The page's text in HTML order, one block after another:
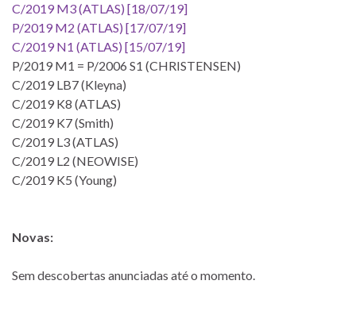
C/2019 M3 (ATLAS) [18/07/19]
P/2019 M2 (ATLAS) [17/07/19]
C/2019 N1 (ATLAS) [15/07/19]
P/2019 M1 = P/2006 S1 (CHRISTENSEN)
C/2019 LB7 (Kleyna)
C/2019 K8 (ATLAS)
C/2019 K7 (Smith)
C/2019 L3 (ATLAS)
C/2019 L2 (NEOWISE)
C/2019 K5 (Young)
Novas:
Sem descobertas anunciadas até o momento.